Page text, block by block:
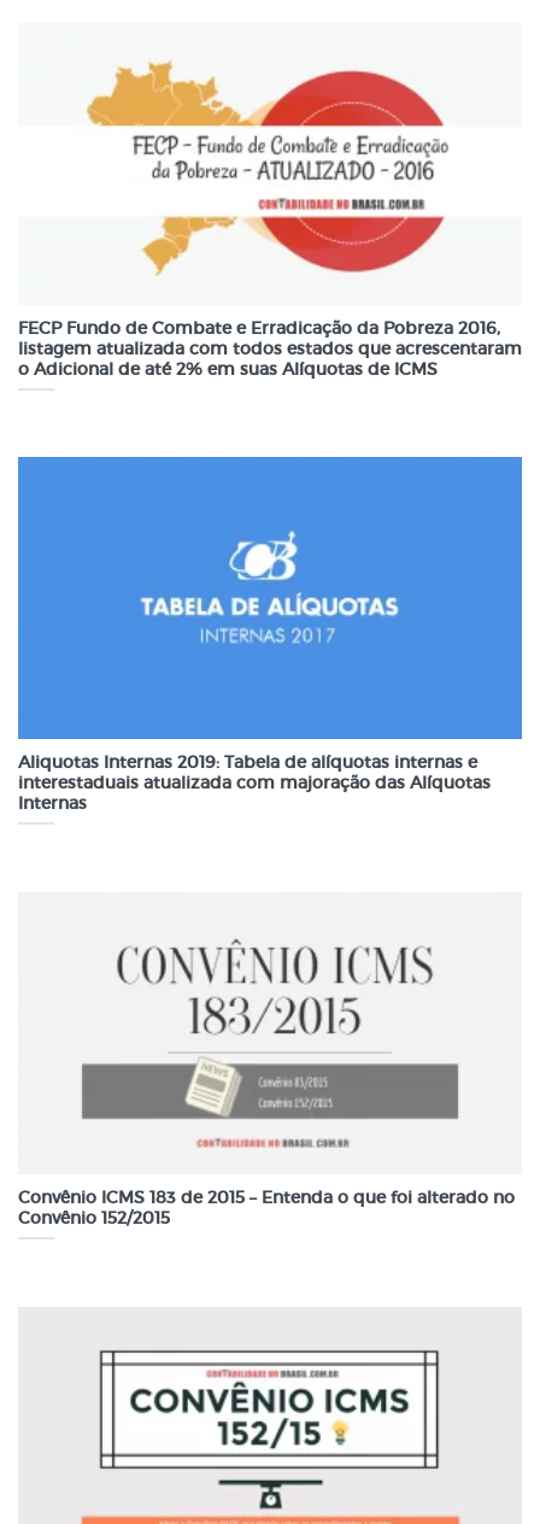
FECP Fundo de Combate e Erradicação da Pobreza 2016,
listagem atualizada com todos estados que acrescentaram
o Adicional de até 2% em suas Alíquotas de ICMS
Aliquotas Internas 2019: Tabela de alíquotas internas e
interestaduais atualizada com majoração das Alíquotas
Internas
Convênio ICMS 183 de 2015 – Entenda o que foi alterado no
Convênio 152/2015